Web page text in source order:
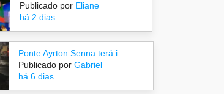
Publicado porEliane
há 2 dias
Ponte Ayrton Senna terá i...
Publicado por Gabriel
há 6 dias